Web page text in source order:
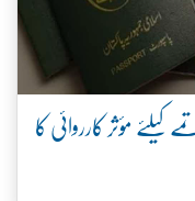
مؤثر کارروائی کا